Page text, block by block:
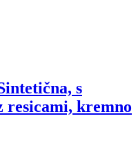
s
resicami, kremno